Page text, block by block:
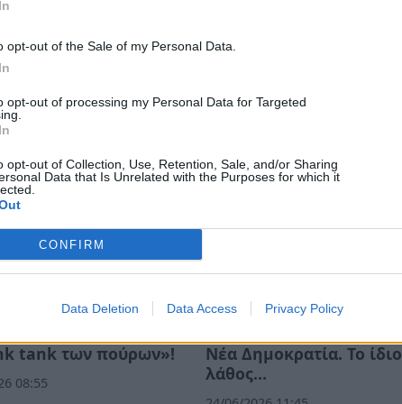
opt-out of the Sale of my Personal Data.
opt-out of processing my Personal Data for Targeted
opt-out of Collection, Use, Retention, Sale, and/or Sharing
Data that Is Unrelated with the Purposes for which it
CONFIRM
Data Deletion Data Access Privacy Policy
tank των πούρων»!
08:55
Νέα Δημοκρατία. Το ίδιο
λάθος…